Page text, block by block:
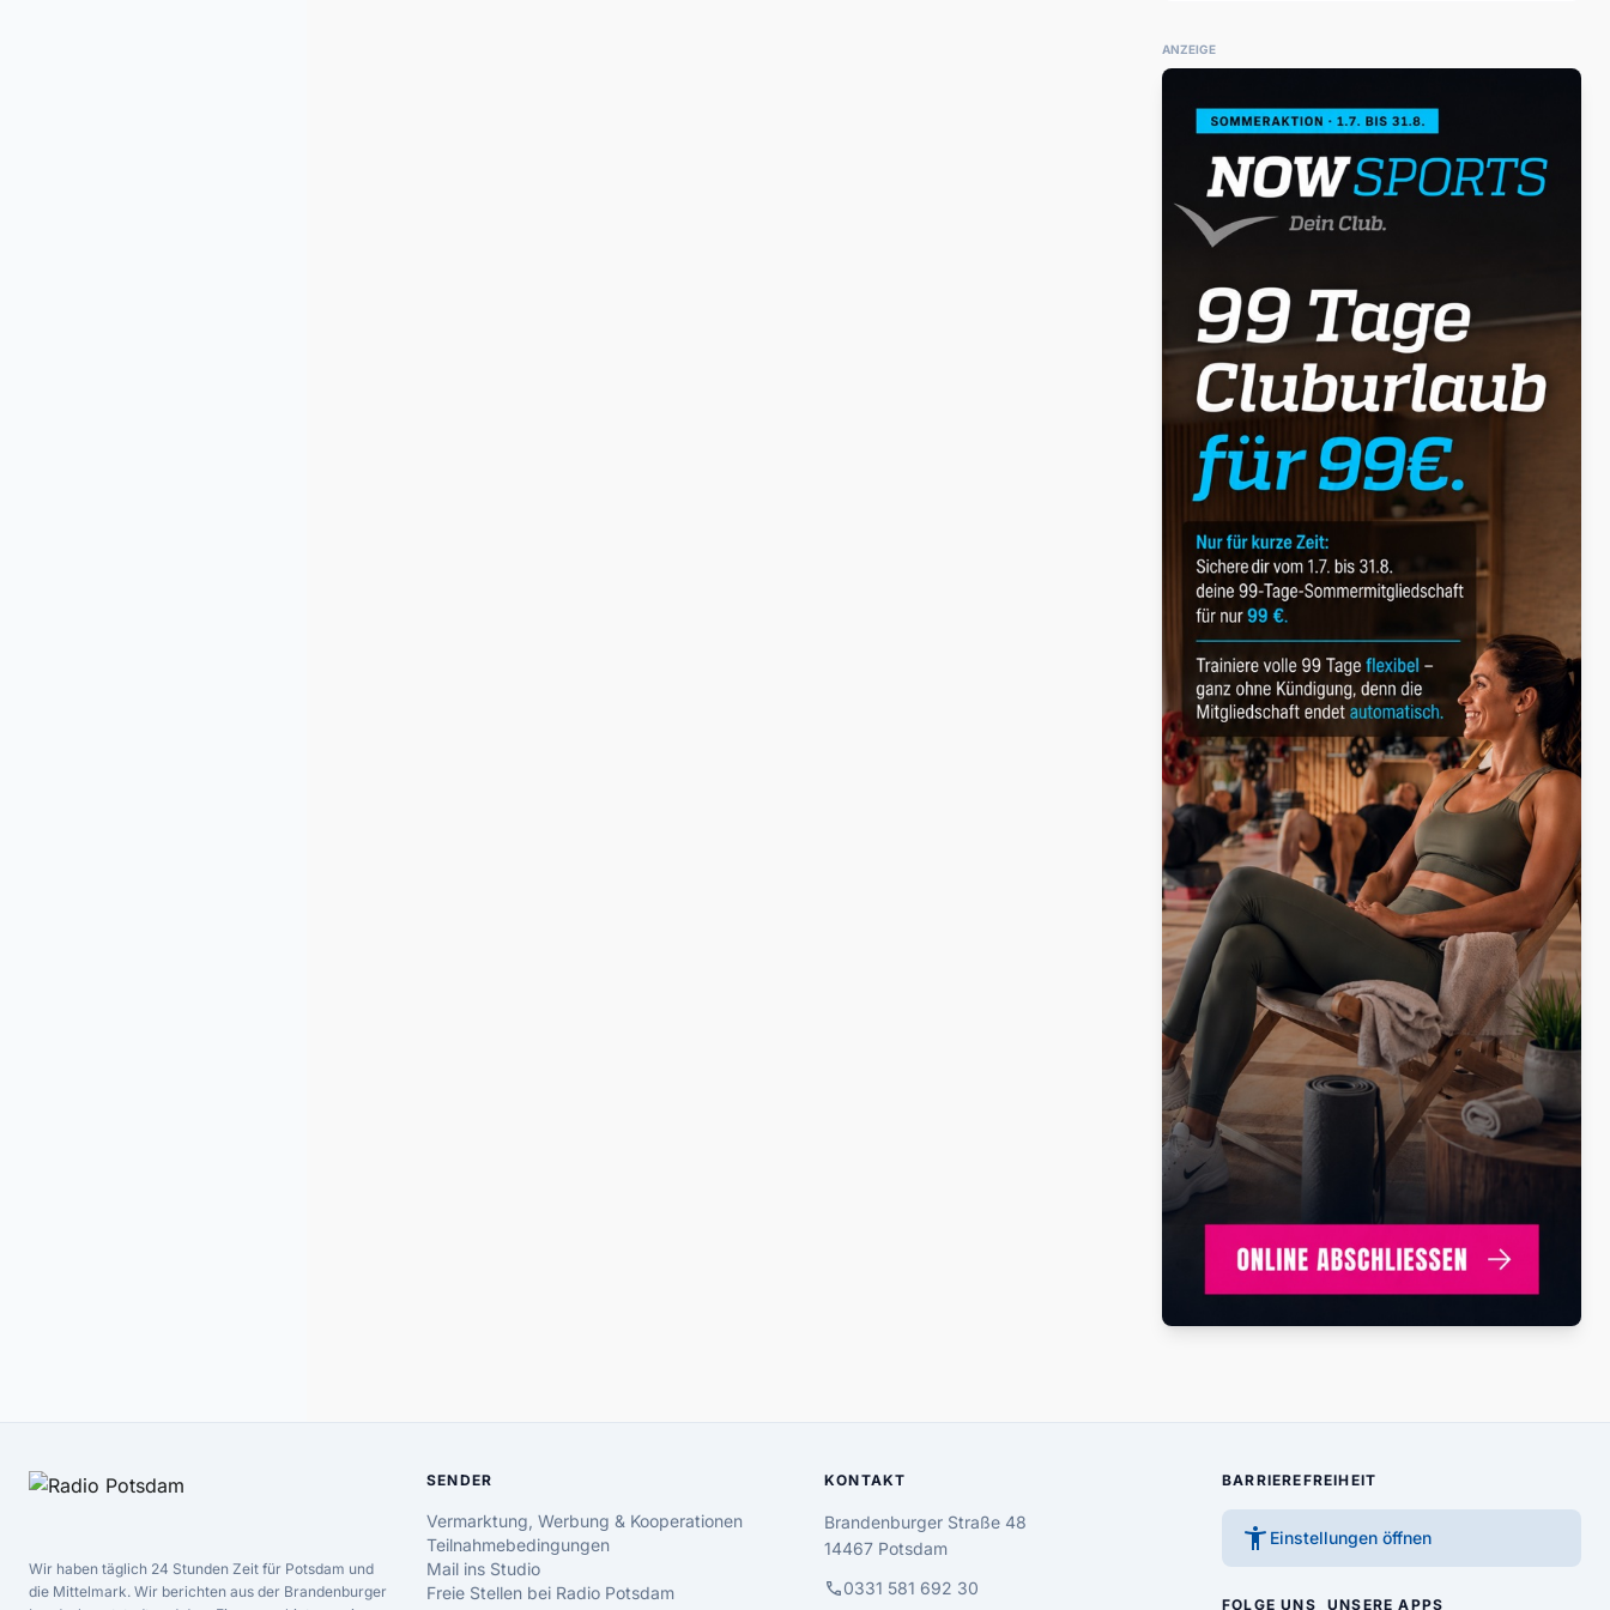
ANZEIGE
Wir haben täglich 24 Stunden Zeit für Potsdam und
die Mittelmark. Wir berichten aus der Brandenburger
SENDER
Vermarktung, Werbung & Kooperationen
Teilnahmebedingungen
Mail ins Studio
Freie Stellen bei Radio Potsdam
KONTAKT
Brandenburger Straße 48
14467 Potsdam
call0331 581 692 30
BARRIEREFREIHEIT
accessibility_new Einstellungen öffnen
FOLGE UNS UNSERE APPS